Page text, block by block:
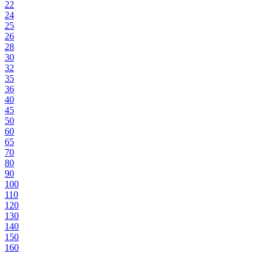
22
24
25
26
28
30
32
35
36
40
45
50
60
65
70
80
90
100
110
120
130
140
150
160